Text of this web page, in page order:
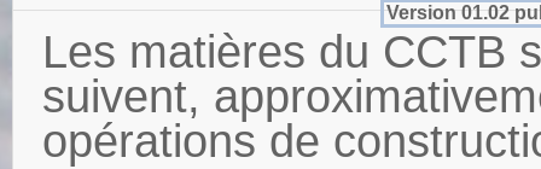
Version 01.02
Les matières du CCTB
suivent,
opérations de